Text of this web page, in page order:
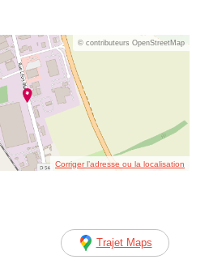
© contributeurs OpenStreetMap
Corriger l’adresse ou la localisation
Trajet Maps